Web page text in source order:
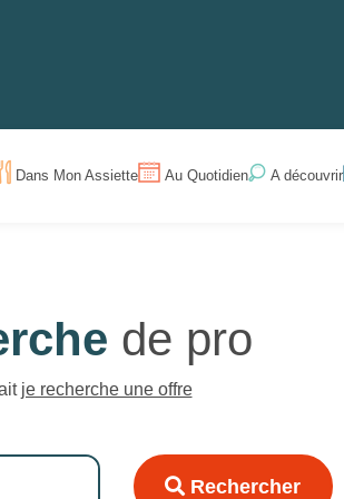
Dans Mon Assiette Au Quotidien A découvrir
de pro
je recherche une offre
Rechercher